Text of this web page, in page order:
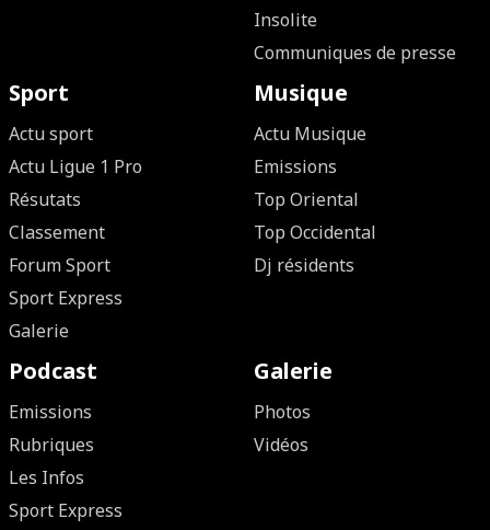
Insolite
Communiques de presse
Sport
Actu sport
Actu Ligue 1 Pro
Résutats
Classement
Forum Sport
Sport Express
Galerie
Musique
Actu Musique
Emissions
Top Oriental
Top Occidental
Dj résidents
Podcast
Emissions
Rubriques
Les Infos
Sport Express
Galerie
Photos
Vidéos